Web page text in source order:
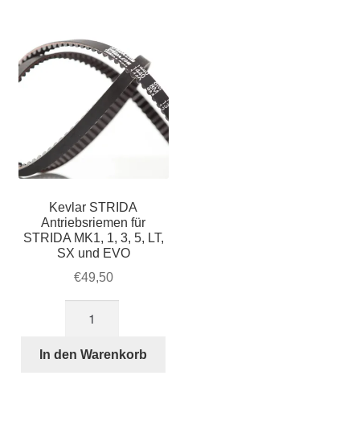
Kevlar STRIDA
Antriebsriemen für
STRIDA MK1, 1, 3, 5, LT,
SX und EVO
€49,50
Antriebsriemen
In den Warenkorb